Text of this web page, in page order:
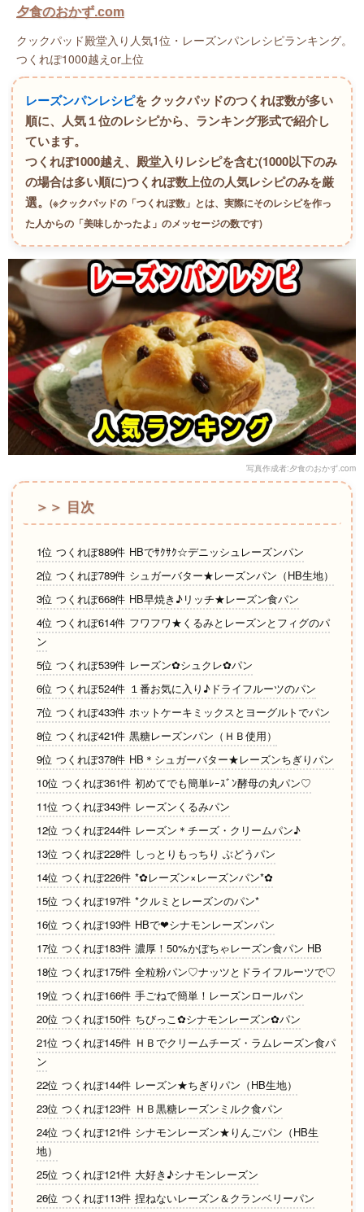
夕食のおかず.com
クックパッド殿堂入り人気1位・レーズンパンレシピランキング。
つくれぽ1000越えor上位
レーズンパンレシピを クックパッドのつくれぽ数が多い
順に、人気１位のレシピから、ランキング形式で紹介し
ています。
つくれぽ1000越え、殿堂入りレシピを含む(1000以下のみ
の場合は多い順に)つくれぽ数上位の人気レシピのみを厳
選。(※クックパッドの「つくれぽ数」とは、実際にそのレシピを作っ
た人からの「美味しかったよ」のメッセージの数です)
写真作成者:夕食のおかず.com
＞＞ 目次
1位 つくれぽ889件 HBでｻｸｻｸ☆デニッシュレーズンパン
2位 つくれぽ789件 シュガーバター★レーズンパン（HB生地）
3位 つくれぽ668件 HB早焼き♪リッチ★レーズン食パン
4位 つくれぽ614件 フワフワ★くるみとレーズンとフィグのパ
ン
5位 つくれぽ539件 レーズン✿シュクレ✿パン
6位 つくれぽ524件 １番お気に入り♪ドライフルーツのパン
7位 つくれぽ433件 ホットケーキミックスとヨーグルトでパン
8位 つくれぽ421件 黒糖レーズンパン（ＨＢ使用）
9位 つくれぽ378件 HB＊シュガーバター★レーズンちぎりパン
10位 つくれぽ361件 初めてでも簡単ﾚｰｽﾞﾝ酵母の丸パン♡
11位 つくれぽ343件 レーズンくるみパン
12位 つくれぽ244件 レーズン＊チーズ・クリームパン♪
13位 つくれぽ228件 しっとりもっちり ぶどうパン
14位 つくれぽ226件 *✿レーズン×レーズンパン*✿
15位 つくれぽ197件 *クルミとレーズンのパン*
16位 つくれぽ193件 HBで❤シナモンレーズンパン
17位 つくれぽ183件 濃厚！50%かぼちゃレーズン食パン HB
18位 つくれぽ175件 全粒粉パン♡ナッツとドライフルーツで♡
19位 つくれぽ166件 手ごねで簡単！レーズンロールパン
20位 つくれぽ150件 ちびっこ✿シナモンレーズン✿パン
21位 つくれぽ145件 ＨＢでクリームチーズ・ラムレーズン食パ
ン
22位 つくれぽ144件 レーズン★ちぎりパン（HB生地）
23位 つくれぽ123件 ＨＢ黒糖レーズンミルク食パン
24位 つくれぽ121件 シナモンレーズン★りんごパン（HB生
地）
25位 つくれぽ121件 大好き♪シナモンレーズン
26位 つくれぽ113件 捏ねないレーズン＆クランベリーパン